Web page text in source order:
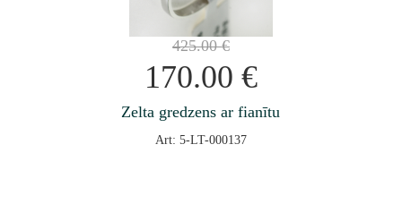
425.00€
170.00 €
Zelta gredzens ar fianītu
Art: 5-LT-000137